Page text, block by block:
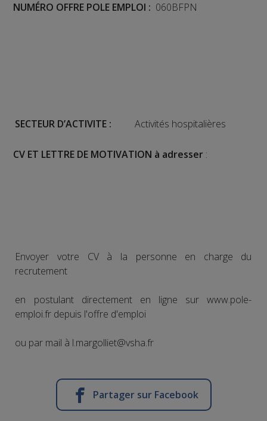
NUMÉRO OFFRE POLE EMPLOI : 060BFPN
SECTEUR D’ACTIVITE : Activités hospitalières
CV ET LETTRE DE MOTIVATION à adresser :
Envoyer votre CV à la personne en charge du
recrutement
en postulant directement en ligne sur www.pole-
emploi.fr depuis l'offre d'emploi
ou par mail à l.margolliet@vsha.fr
Partager sur Facebook